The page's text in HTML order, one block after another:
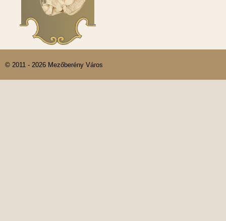
© 2011 - 2026 Mezőberény Város